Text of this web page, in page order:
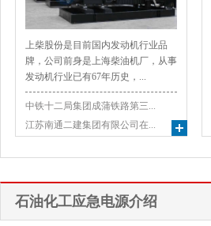
上柴股份是目前国内发动机行业品
牌，公司前身是上海柴油机厂，从事
发动机行业已有67年历史，...
中铁十二局集团成蒲铁路第三...
江苏南通二建集团有限公司在...
和县绿源油脂有限公司在我公...
武夷建达混凝土有限公司在我...
常熟市常吉化工有限公司在我...
石油化工应急电源介绍